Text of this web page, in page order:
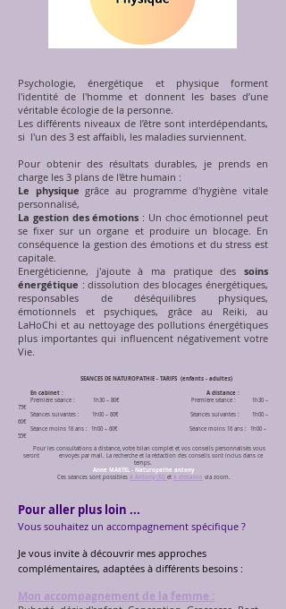
Psychologie, énergétique et physique forment
l'identité de l'homme et donnent les bases d’une
véritable écologie de la personne.
Les différents niveaux de l’être sont interdépendants,
si l'un des 3 est affaibli, les maladies surviennent.
Pour obtenir des résultats durables, je prends en
charge les 3 plans de l'être humain :
Le physique grâce au programme d'hygiène vitale
personnalisé,
La gestion des émotions : Un choc émotionnel peut
se fixer sur un organe et produire un blocage. En
conséquence la gestion des émotions et du stress est
capitale.
Energéticienne, j'ajoute à ma pratique des soins
énergétique : dissolution des blocages énergétiques,
responsables de déséquilibres physiques,
émotionnels et psychiques, grâce au Reiki, au
LaHoChi et au nettoyage des pollutions énergétiques
plus importantes qui influencent négativement votre
Vie.
SEANCES DE NATUROPATHIE - TARIFS (enfants - adultes)
En cabinet :
A distance :
Première séance : 1h30 – 80€ Première séance : 1h30 –
75€
Séances suivantes : 1h00 – 60€ Séances suivantes : 1h00 –
60€
Séance moins 16 ans : 1h00 – 60€ Séance moins 16 ans :
1h00 –
55€
Pour les consultations à distance, votre bilan complet et vos conseils personnalisés vous
seront envoyés par mail. La recherche et la rédaction des conseils sont inclus dans ce
temps.
Anne MARTEL - Naturopathe antony
Ces séances sont possibles à Antony (92) et à distance via zoom.
Pour aller plus loin ...
Vous souhaitez un accompagnement spécifique ?
Je vous invite à découvrir mes approches
complémentaires, adaptées à différents besoins :
Mon accompagnement de la femme :